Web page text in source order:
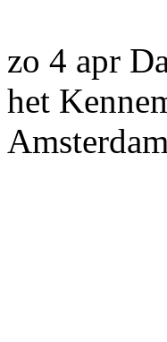
zo 4 apr
het
Amsterdam